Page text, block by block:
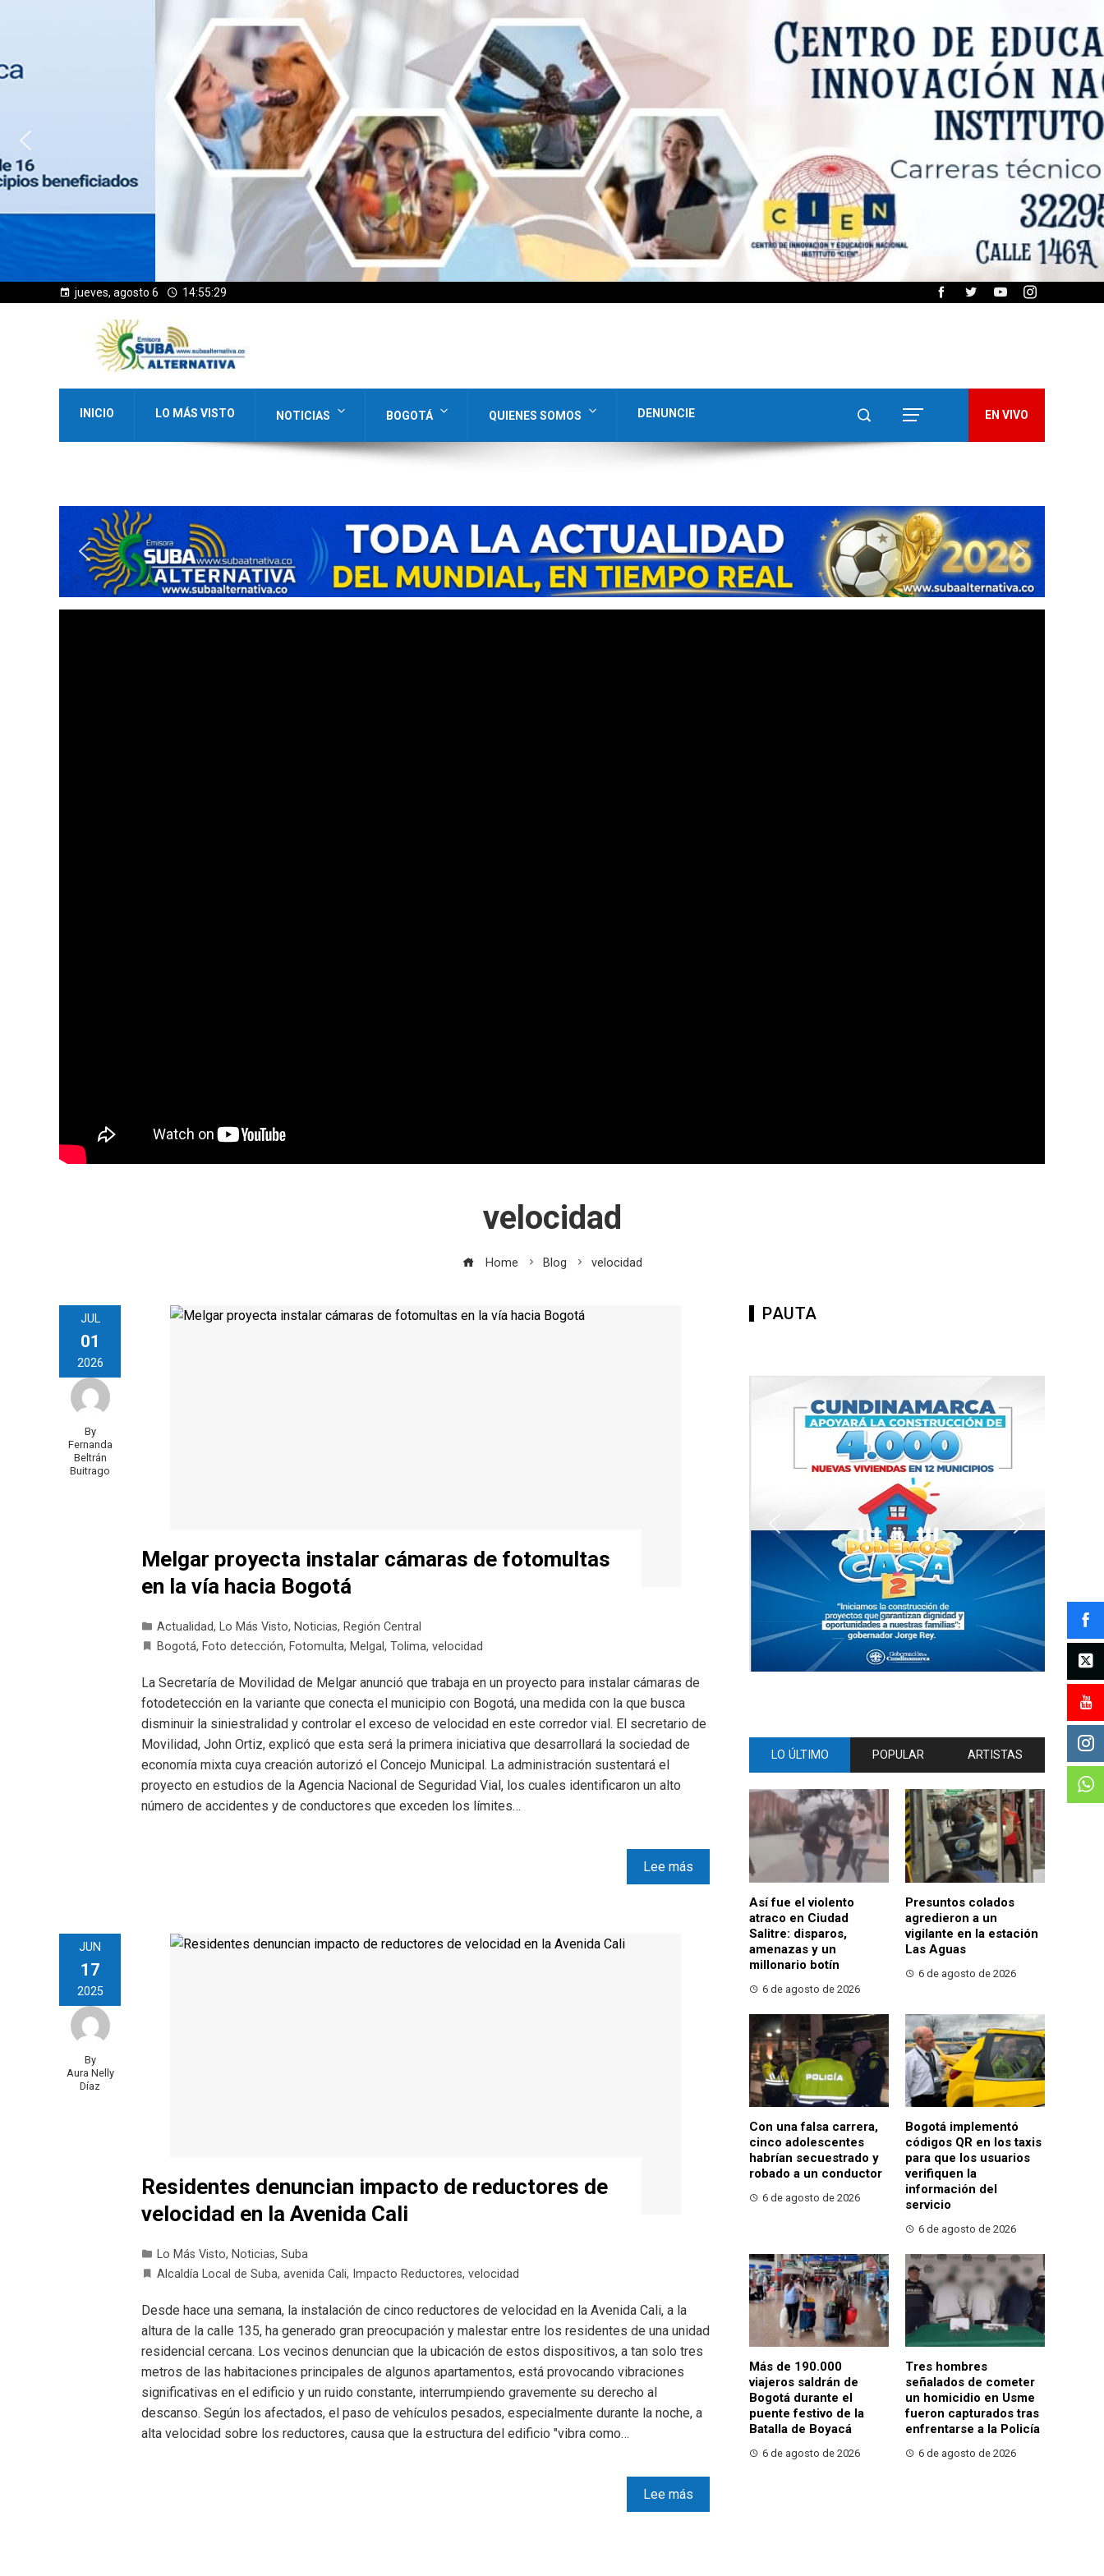
jueves, agosto 6 14:55:30
INICIO LO MÁS VISTO NOTICIAS BOGOTÁ QUIENES SOMOS DENUNCIE EN VIVO
velocidad
Home Blog velocidad
JUL
01
2026
By
Fernanda
Beltrán
Buitrago
Melgar proyecta instalar cámaras de fotomultas
en la vía hacia Bogotá
Actualidad, Lo Más Visto, Noticias, Región Central
Bogotá, Foto detección, Fotomulta, Melgal, Tolima, velocidad
La Secretaría de Movilidad de Melgar anunció que trabaja en un proyecto para instalar cámaras de
fotodetección en la variante que conecta el municipio con Bogotá, una medida con la que busca
disminuir la siniestralidad y controlar el exceso de velocidad en este corredor vial. El secretario de
Movilidad, John Ortiz, explicó que esta será la primera iniciativa que desarrollará la sociedad de
economía mixta cuya creación autorizó el Concejo Municipal. La administración sustentará el
proyecto en estudios de la Agencia Nacional de Seguridad Vial, los cuales identificaron un alto
número de accidentes y de conductores que exceden los límites…
Lee más
JUN
17
2025
By
Aura Nelly
Díaz
Residentes denuncian impacto de reductores de
velocidad en la Avenida Cali
Lo Más Visto, Noticias, Suba
Alcaldía Local de Suba, avenida Cali, Impacto Reductores, velocidad
Desde hace una semana, la instalación de cinco reductores de velocidad en la Avenida Cali, a la
altura de la calle 135, ha generado gran preocupación y malestar entre los residentes de una unidad
residencial cercana. Los vecinos denuncian que la ubicación de estos dispositivos, a tan solo tres
metros de las habitaciones principales de algunos apartamentos, está provocando vibraciones
significativas en el edificio y un ruido constante, interrumpiendo gravemente su derecho al
descanso. Según los afectados, el paso de vehículos pesados, especialmente durante la noche, a
alta velocidad sobre los reductores, causa que la estructura del edificio "vibra como…
Lee más
PAUTA
LO ÚLTIMO POPULAR ARTISTAS
Así fue el violento
atraco en Ciudad
Salitre: disparos,
amenazas y un
millonario botín
6 de agosto de 2026
Presuntos colados
agredieron a un
vigilante en la estación
Las Aguas
6 de agosto de 2026
Con una falsa carrera,
cinco adolescentes
habrían secuestrado y
robado a un conductor
6 de agosto de 2026
Bogotá implementó
códigos QR en los taxis
para que los usuarios
verifiquen la
información del
servicio
6 de agosto de 2026
Más de 190.000
viajeros saldrán de
Bogotá durante el
puente festivo de la
Batalla de Boyacá
6 de agosto de 2026
Tres hombres
señalados de cometer
un homicidio en Usme
fueron capturados tras
enfrentarse a la Policía
6 de agosto de 2026